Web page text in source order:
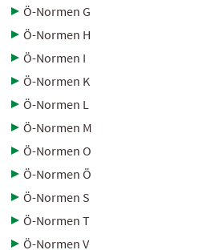
Ö-Normen G
Ö-Normen H
Ö-Normen I
Ö-Normen K
Ö-Normen L
Ö-Normen M
Ö-Normen O
Ö-Normen Ö
Ö-Normen S
Ö-Normen T
Ö-Normen V
Sokönnen Sie
die
Normen auswählen: Links
Normen­gruppen, die für das
Klicken Sieauf eine der
Normen dieser Gruppe
Ziffer der Norm) zuzu­greifen.
eine der Normen, und die
information wird dann hier
Urheberrecht, Haftung: